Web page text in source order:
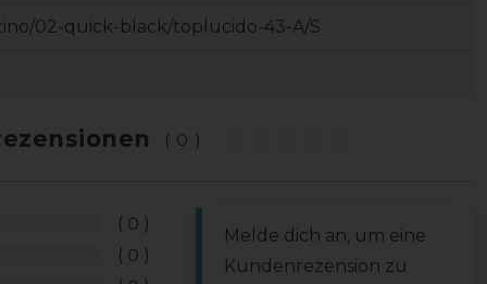
02-quick-black/toplucido-43-A/S
(0)
0
0
Melde dich an, um eine
Kundenrezension zu